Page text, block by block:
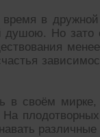
в
Но зато
в своём